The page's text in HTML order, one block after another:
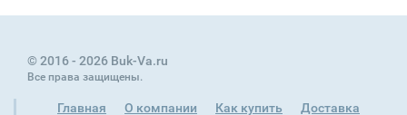
© 2016 - 2026 Buk-Va.ru
Все права защищены.
Главная О компании Как купить Доставка